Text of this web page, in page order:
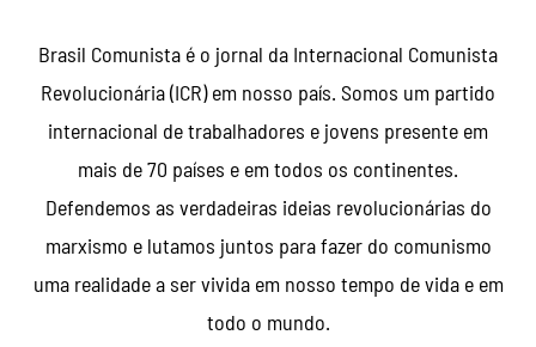
Brasil Comunista é o jornal da Internacional Comunista
Revolucionária (ICR) em nosso país. Somos um partido
internacional de trabalhadores e jovens presente em
mais de 70 países e em todos os continentes.
Defendemos as verdadeiras ideias revolucionárias do
marxismo e lutamos juntos para fazer do comunismo
uma realidade a ser vivida em nosso tempo de vida e em
todo o mundo.